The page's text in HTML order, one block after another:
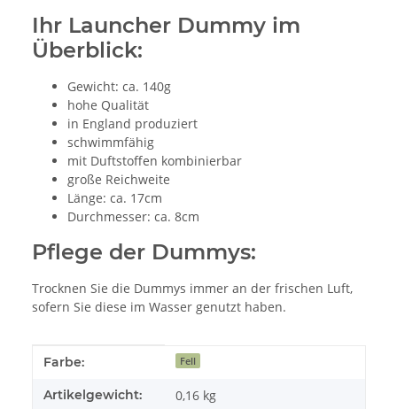
Ihr Launcher Dummy im
Überblick:
Gewicht: ca. 140g
hohe Qualität
in England produziert
schwimmfähig
mit Duftstoffen kombinierbar
große Reichweite
Länge: ca. 17cm
Durchmesser: ca. 8cm
Pflege der Dummys:
Trocknen Sie die Dummys immer an der frischen Luft,
sofern Sie diese im Wasser genutzt haben.
Produkteigenschaft
Wert
Farbe: Fell
Artikelgewicht: 0,16 kg